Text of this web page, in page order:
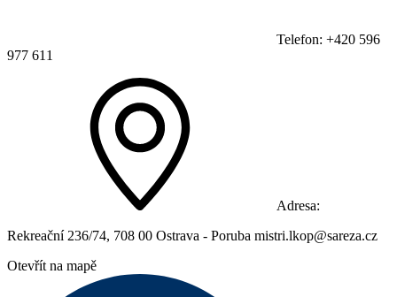
977 611
Adresa:
Rekreační 236/74, 708 00 Ostrava - Poruba mistri.lkop@sareza.cz
Otevřít na mapě